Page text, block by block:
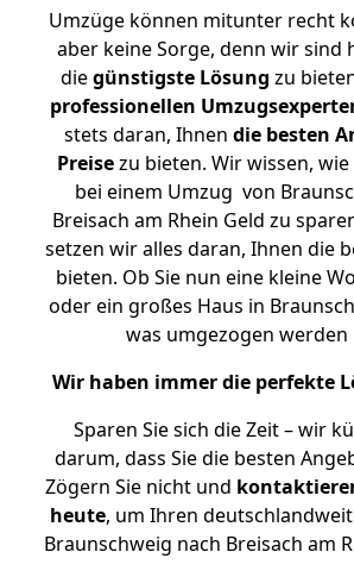
Umzüge können mitunter recht
aber keine Sorge, denn wir sind
diegünstigste Lösung zu
professionellen
stets daran, Ihnen die besten
Preisezu bieten. Wir wissen,
bei einem Umzug von
Breisach am Rhein Geld zu
setzen wir alles daran, Ihnen die
bieten. Ob Sie nun eine kleine
oder ein großes Haus in
was umgezogen werden
Wir haben immer die perfekte
Sparen Sie sich die Zeit – wir
darum, dass Sie die besten
Zögern Sie nicht und
heute, um Ihren
Braunschweig nach Breisach am